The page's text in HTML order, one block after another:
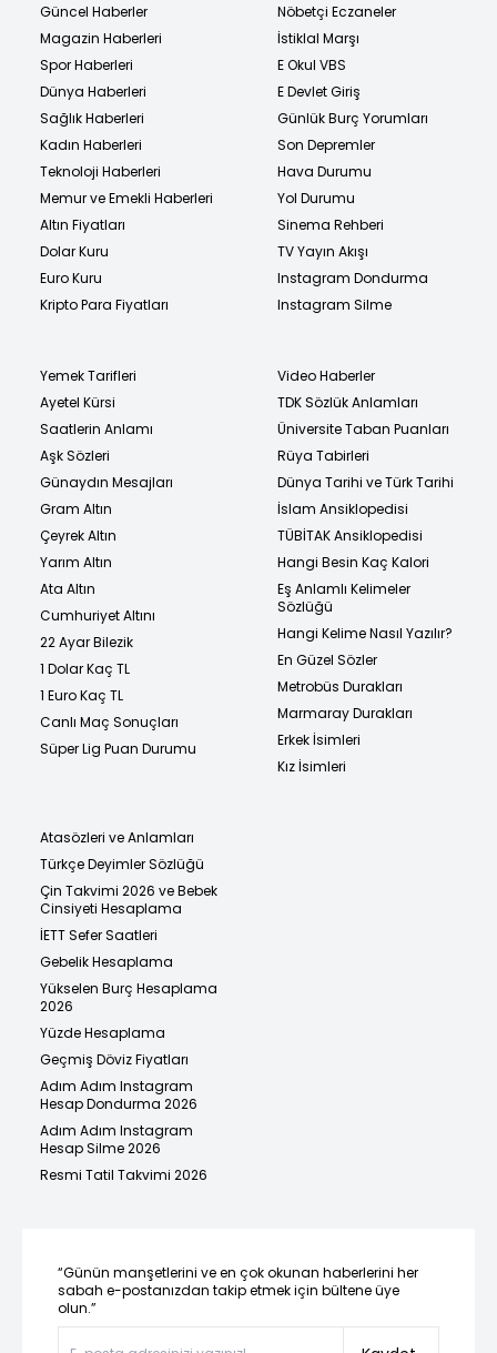
Güncel Haberler
Magazin Haberleri
Spor Haberleri
Dünya Haberleri
Sağlık Haberleri
Kadın Haberleri
Teknoloji Haberleri
Memur ve Emekli Haberleri
Altın Fiyatları
Dolar Kuru
Euro Kuru
Kripto Para Fiyatları
Nöbetçi Eczaneler
İstiklal Marşı
E Okul VBS
E Devlet Giriş
Günlük Burç Yorumları
Son Depremler
Hava Durumu
Yol Durumu
Sinema Rehberi
TV Yayın Akışı
Instagram Dondurma
Instagram Silme
Yemek Tarifleri
Ayetel Kürsi
Saatlerin Anlamı
Aşk Sözleri
Günaydın Mesajları
Gram Altın
Çeyrek Altın
Yarım Altın
Ata Altın
Cumhuriyet Altını
22 Ayar Bilezik
1 Dolar Kaç TL
1 Euro Kaç TL
Canlı Maç Sonuçları
Süper Lig Puan Durumu
Video Haberler
TDK Sözlük Anlamları
Üniversite Taban Puanları
Rüya Tabirleri
Dünya Tarihi ve Türk Tarihi
İslam Ansiklopedisi
TÜBİTAK Ansiklopedisi
Hangi Besin Kaç Kalori
Eş Anlamlı Kelimeler
Sözlüğü
Hangi Kelime Nasıl Yazılır?
En Güzel Sözler
Metrobüs Durakları
Marmaray Durakları
Erkek İsimleri
Kız İsimleri
Atasözleri ve Anlamları
Türkçe Deyimler Sözlüğü
Çin Takvimi 2026 ve Bebek
Cinsiyeti Hesaplama
İETT Sefer Saatleri
Gebelik Hesaplama
Yükselen Burç Hesaplama
2026
Yüzde Hesaplama
Geçmiş Döviz Fiyatları
Adım Adım Instagram
Hesap Dondurma 2026
Adım Adım Instagram
Hesap Silme 2026
Resmi Tatil Takvimi 2026
“Günün manşetlerini ve en çok okunan haberlerini her
sabah e-postanızdan takip etmek için bültene üye
olun.”